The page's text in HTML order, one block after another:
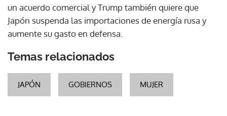
un acuerdo comercial y Trump también quiere que
Japón suspenda las importaciones de energía rusa y
aumente su gasto en defensa.
Temas relacionados
JAPÓN GOBIERNOS MUJER